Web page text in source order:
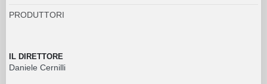
PRODUTTORI
IL DIRETTORE
Daniele Cernilli